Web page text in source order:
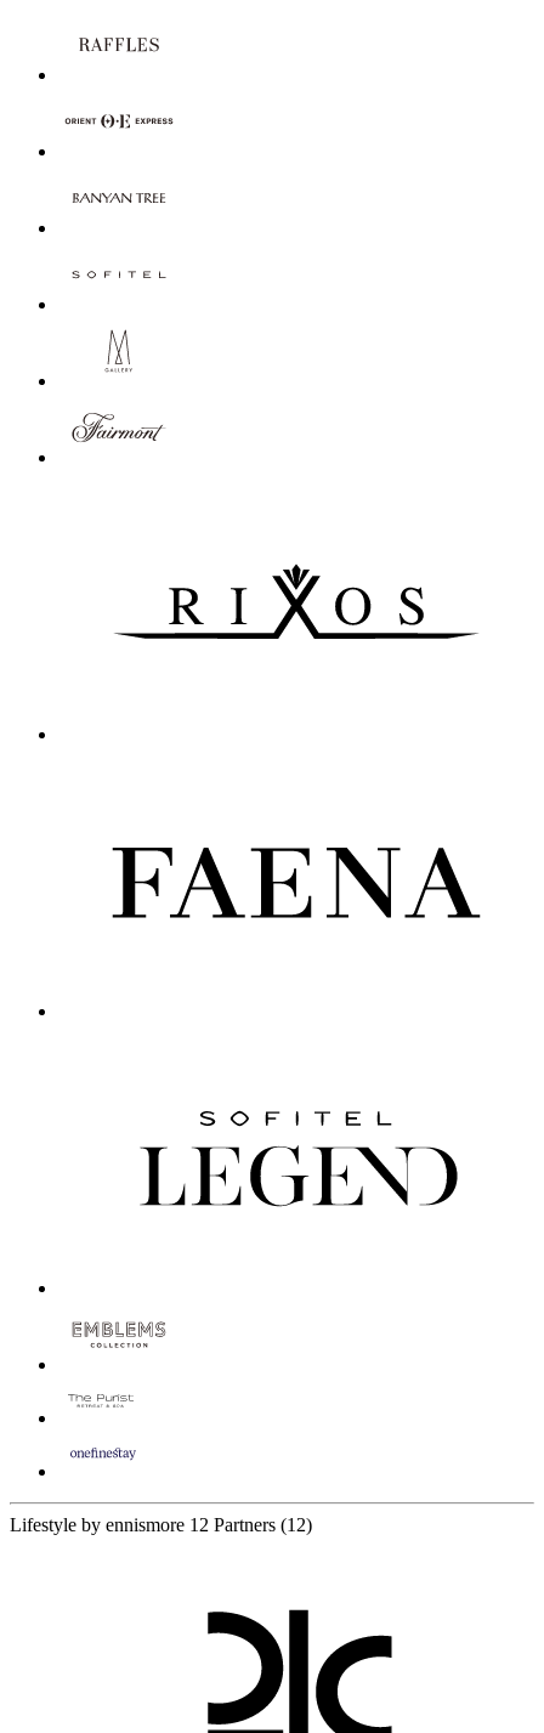
Lifestyle by ennismore 12 Partners (12)